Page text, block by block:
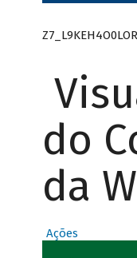
do
da
Ações